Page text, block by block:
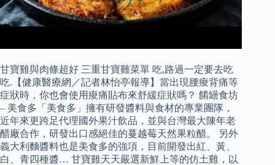
甘寶雞與肉條超好 三重甘寶雞菜單 吃,路過一定要去吃
吃.【健康醫療網／記者林怡亭報導】當出現腰痠背痛等
症狀時，你也會使用痠痛貼布來舒緩症狀嗎？ 餚罎食坊
– 美食多「美食多」擁有研發醬料與食材的專業團隊，
近年來更跨足代理國外果汁飲品，並與台灣最大陳年老
醋廠合作，研發出口感絕佳的蔓越莓天然果粒醋。 另外
義大利麵醬料也是美食多的強項，目前開發出紅、黃、
白、青四種醬… 甘寶雞天天嚴選新鮮上等的仿土雞，以